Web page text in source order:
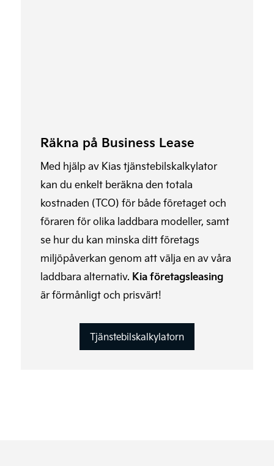
Räkna på Business Lease
Med hjälp av Kias tjänstebilskalkylator
kan du enkelt beräkna den totala
kostnaden (TCO) för både företaget och
föraren för olika laddbara modeller, samt
se hur du kan minska ditt företags
miljöpåverkan genom att välja en av våra
laddbara alternativ. Kia företagsleasing
är förmånligt och prisvärt!
Tjänstebilskalkylatorn